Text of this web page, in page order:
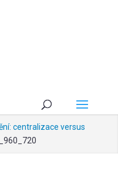
centralizace versus